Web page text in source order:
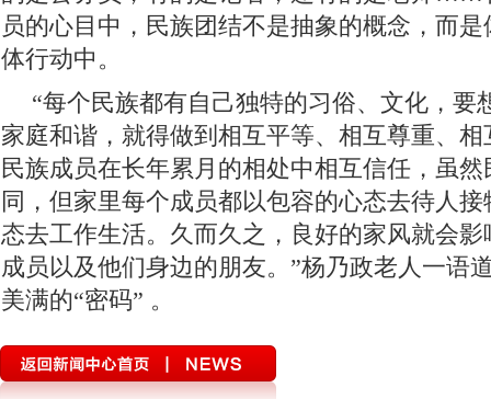
员的心目中，民族团结不是抽象的概念，而
体行动中。
“每个民族都有自己独特的习俗、文化，要
家庭和谐，就得做到相互平等、相互尊重、
民族成员在长年累月的相处中相互信任，虽
同，但家里每个成员都以包容的心态去待人
态去工作生活。久而久之，良好的家风就会
成员以及他们身边的朋友。”杨乃政老人一语
美满的“密码” 。